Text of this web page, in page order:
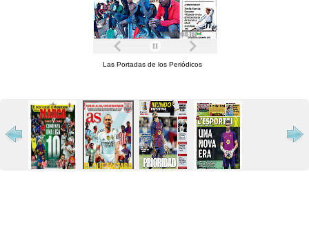
Las Portadas de los Periódicos